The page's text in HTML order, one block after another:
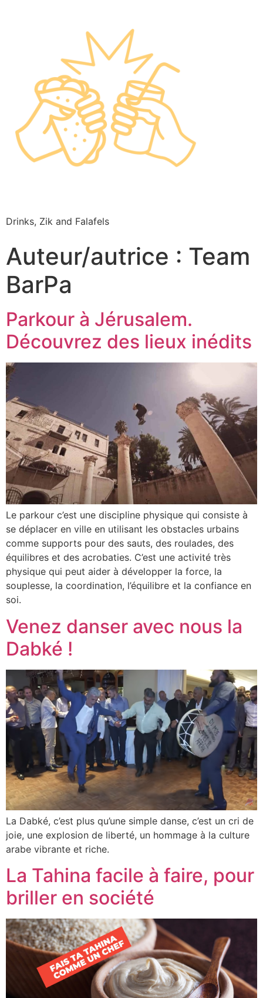
Drinks, Zik and Falafels
Auteur/autrice : Team
BarPa
Parkour à Jérusalem.
Découvrez des lieux inédits
Le parkour c’est une discipline physique qui consiste à
se déplacer en ville en utilisant les obstacles urbains
comme supports pour des sauts, des roulades, des
équilibres et des acrobaties. C’est une activité très
physique qui peut aider à développer la force, la
souplesse, la coordination, l’équilibre et la confiance en
soi.
Venez danser avec nous la
Dabké !
La Dabké, c’est plus qu’une simple danse, c’est un cri de
joie, une explosion de liberté, un hommage à la culture
arabe vibrante et riche.
La Tahina facile à faire, pour
briller en société